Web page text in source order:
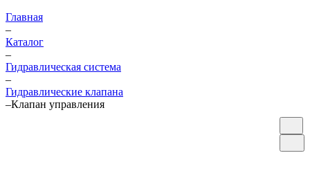
Главная
–
Каталог
–
Гидравлическая система
–
Гидравлические клапана
–Клапан управления